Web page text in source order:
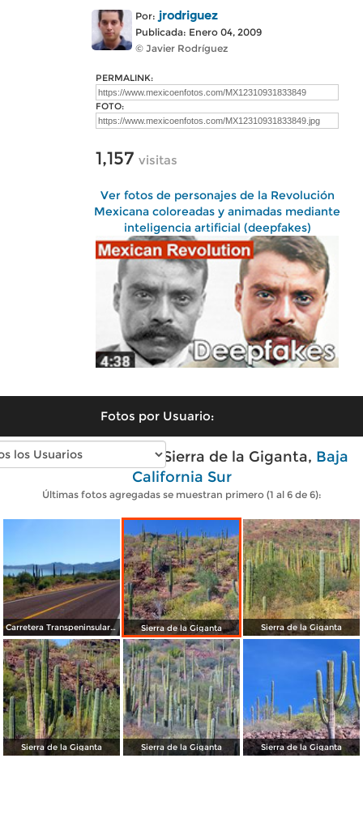
Por: jrodriguez
Publicada: Enero 04, 2009
© Javier Rodríguez
PERMALINK:
FOTO:
1,157 visitas
Ver fotos de personajes de la Revolución
Mexicana coloreadas y animadas mediante
inteligencia artificial (deepfakes)
Fotos por Usuario:
Fotos modernas de Sierra de la Giganta, Baja
California Sur
Últimas fotos agregadas se muestran primero (1 al 6 de 6):
Carretera Transpeninsular (México - 1) Sierra de la Giganta Sierra de la Giganta
Sierra de la Giganta Sierra de la Giganta Sierra de la Giganta